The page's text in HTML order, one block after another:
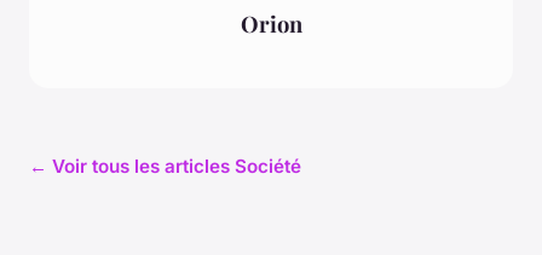
Orion
← Voir tous les articles Société